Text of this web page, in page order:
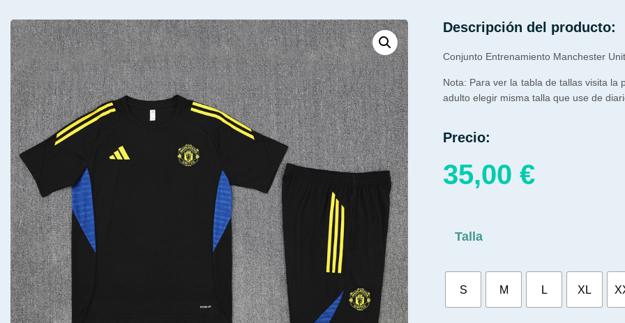
Descripción del producto:
Conjunto Entrenamiento Manchester
Nota: Para ver la tabla de tallas visita la
adulto elegir misma talla que use de
Precio:
35,00 €
Talla
S M L XL